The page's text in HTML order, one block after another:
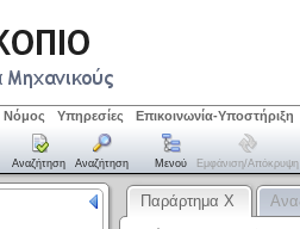
Νόμος Υπηρεσίες Επικοινωνία-Υποστήριξη
Αναζήτηση Αναζήτηση Μενού Εμφάνιση/απόκρυψη
Παράρτημα X